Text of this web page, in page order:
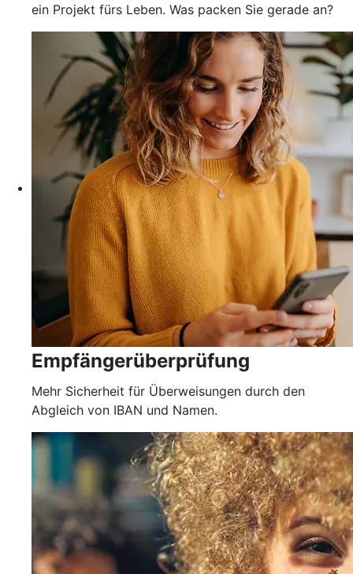
ein Projekt fürs Leben. Was packen Sie gerade an?
Empfängerüberprüfung
Mehr Sicherheit für Überweisungen durch den
Abgleich von IBAN und Namen.